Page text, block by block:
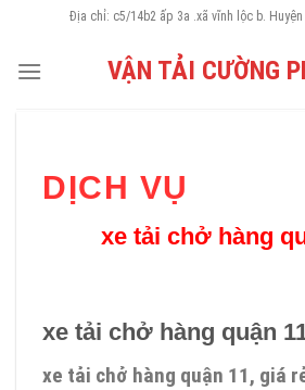
content
Địa chỉ: c5/14b2 ấp 3a .xã vĩnh lộc b. Huyện
VẬN TẢI CƯỜNG
DỊCH VỤ
xe tải chở hàng
xe tải chở hàng quận
xe tải chở hàng quận 11, giá